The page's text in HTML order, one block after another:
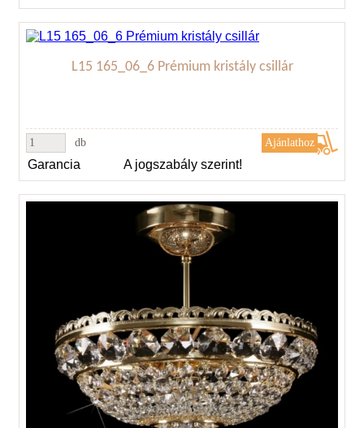
L15 165_06_6 Prémium kristály csillár
db
Garancia A jogszabály szerint!